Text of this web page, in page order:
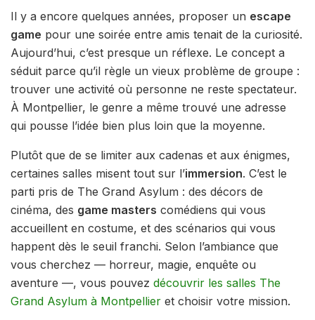
Il y a encore quelques années, proposer un escape
game pour une soirée entre amis tenait de la curiosité.
Aujourd’hui, c’est presque un réflexe. Le concept a
séduit parce qu’il règle un vieux problème de groupe :
trouver une activité où personne ne reste spectateur.
À Montpellier, le genre a même trouvé une adresse
qui pousse l’idée bien plus loin que la moyenne.
Plutôt que de se limiter aux cadenas et aux énigmes,
certaines salles misent tout sur l’immersion. C’est le
parti pris de The Grand Asylum : des décors de
cinéma, des game masters comédiens qui vous
accueillent en costume, et des scénarios qui vous
happent dès le seuil franchi. Selon l’ambiance que
vous cherchez — horreur, magie, enquête ou
aventure —, vous pouvez découvrir les salles The
Grand Asylum à Montpellier et choisir votre mission.